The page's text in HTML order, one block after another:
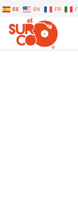
ES EN FR